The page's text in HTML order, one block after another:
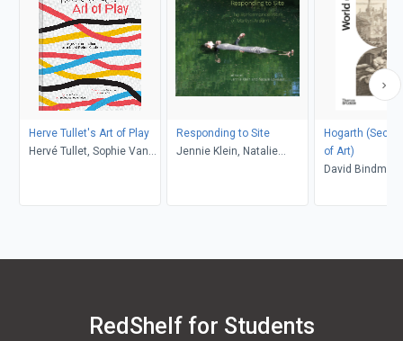
Herve Tullet's Art of Play
Hervé Tullet, Sophie Van
Responding to Site
Jennie Klein, Natalie
Hogarth (Second)
of Art)
David Bindman
RedShelf for Students